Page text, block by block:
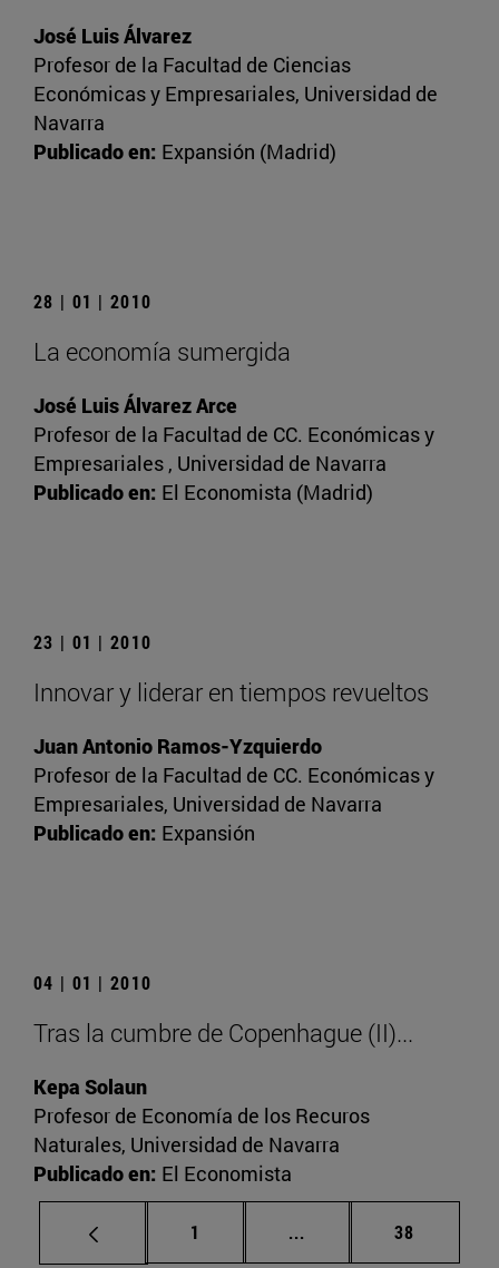
José Luis Álvarez
Profesor de la Facultad de Ciencias
Económicas y Empresariales, Universidad de
Navarra
Publicado en: Expansión (Madrid)
28 | 01 | 2010
La economía sumergida
José Luis Álvarez Arce
Profesor de la Facultad de CC. Económicas y
Empresariales , Universidad de Navarra
Publicado en: El Economista (Madrid)
23 | 01 | 2010
Innovar y liderar en tiempos revueltos
Juan Antonio Ramos-Yzquierdo
Profesor de la Facultad de CC. Económicas y
Empresariales, Universidad de Navarra
Publicado en: Expansión
04 | 01 | 2010
Tras la cumbre de Copenhague (II)...
Kepa Solaun
Profesor de Economía de los Recuros
Naturales, Universidad de Navarra
Publicado en: El Economista
Página
1 ... Páginas intermedias
Página
38